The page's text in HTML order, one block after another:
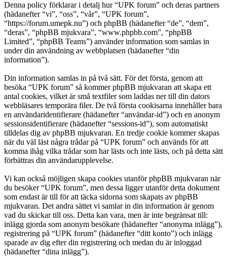
Denna policy förklarar i detalj hur “UPK forum” och deras partners
(hädanefter “vi”, “oss”, “vår”, “UPK forum”,
“https://forum.umepk.nu”) och phpBB (hädanefter “de”, “dem”,
“deras”, “phpBB mjukvara”, “www.phpbb.com”, “phpBB
Limited”, “phpBB Teams”) använder information som samlas in
under din användning av webbplatsen (hädanefter “din
information”).
Din information samlas in på två sätt. För det första, genom att
besöka “UPK forum” så kommer phpBB mjukvaran att skapa ett
antal cookies, vilket är små textfiler som laddas ner till din dators
webbläsares temporära filer. De två första cookisarna innehåller bara
en användaridentifierare (hädanefter “användar-id”) och en anonym
sessionsidentifierare (hädanefter “sessions-id”), som automatiskt
tilldelas dig av phpBB mjukvaran. En tredje cookie kommer skapas
när du väl läst några trådar på “UPK forum” och används för att
komma ihåg vilka trådar som har lästs och inte lästs, och på detta sätt
förbättras din användarupplevelse.
Vi kan också möjligen skapa cookies utanför phpBB mjukvaran när
du besöker “UPK forum”, men dessa ligger utanför detta dokument
som endast är till för att täcka sidorna som skapats av phpBB
mjukvaran. Det andra sättet vi samlar in din information är genom
vad du skickar till oss. Detta kan vara, men är inte begränsat till:
inlägg gjorda som anonym besökare (hädanefter “anonyma inlägg”),
registrering på “UPK forum” (hädanefter “ditt konto”) och inlägg
sparade av dig efter din registrering och medan du är inloggad
(hädanefter “dina inlägg”).